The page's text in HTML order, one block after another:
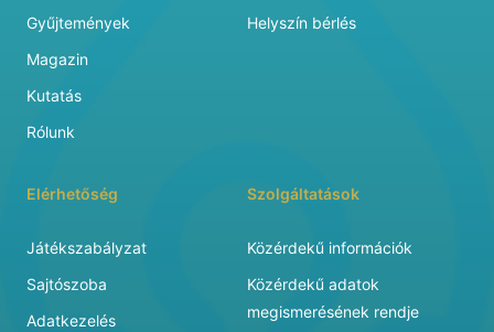
Gyűjtemények
Magazin
Kutatás
Rólunk
Helyszín bérlés
Elérhetőség
Játékszabályzat
Sajtószoba
Adatkezelés
Szolgáltatások
Közérdekű információk
Közérdekű adatok
megismerésének rendje